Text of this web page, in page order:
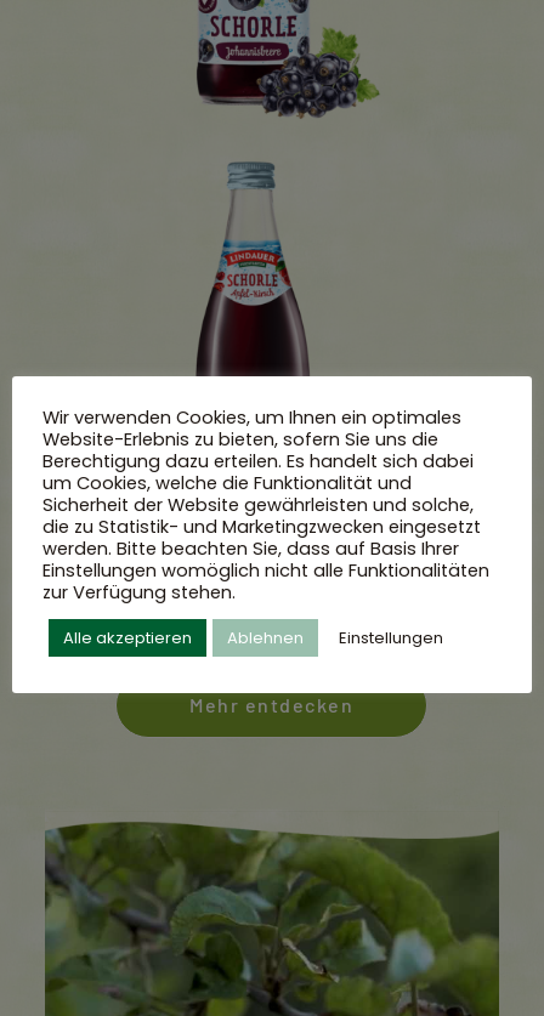
Mehr entdecken
Wir verwenden Cookies, um Ihnen ein optimales
Website-Erlebnis zu bieten, sofern Sie uns die
Berechtigung dazu erteilen. Es handelt sich dabei
um Cookies, welche die Funktionalität und
Sicherheit der Website gewährleisten und solche,
die zu Statistik- und Marketingzwecken eingesetzt
werden. Bitte beachten Sie, dass auf Basis Ihrer
Einstellungen womöglich nicht alle Funktionalitäten
zur Verfügung stehen.
Alle akzeptieren Ablehnen Einstellungen